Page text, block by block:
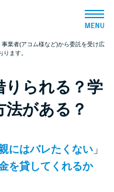
りたい方向け
業者(アコム様など)から委託を受け広
ます。
りられる？学
がある？
にはバレたくない 」
を貸してくれるか